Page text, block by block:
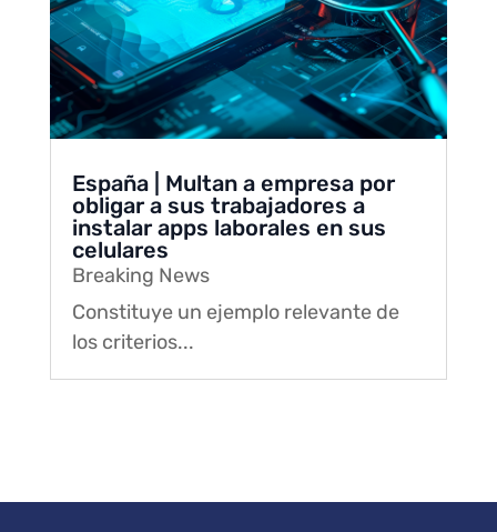
España | Multan a empresa por
obligar a sus trabajadores a
instalar apps laborales en sus
celulares
Breaking News
Constituye un ejemplo relevante de
los criterios...